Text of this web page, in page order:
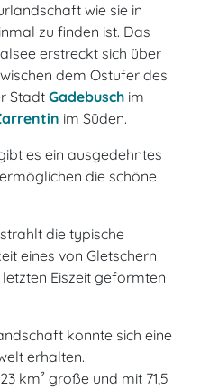
wie sie in
zu finden ist. Das
erstreckt sich über
dem Ostufer des
Stadt Gadebusch im
im Süden.
es ein ausgedehntes
die schöne
die typische
eines von Gletschern
Eiszeit geformten
konnte sich eine
erhalten.
km² große und mit 71,5